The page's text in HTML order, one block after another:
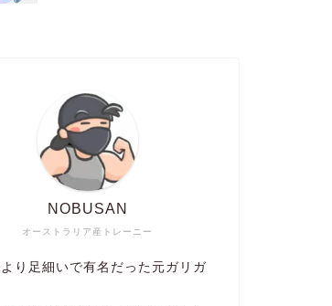
オーストラリア産トレーニー
NOBUSAN
り足細いで有名だった元ガリガ